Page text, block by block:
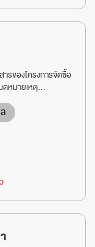
รของโครงการจัดซื้อ
ดหมายเหตุ...